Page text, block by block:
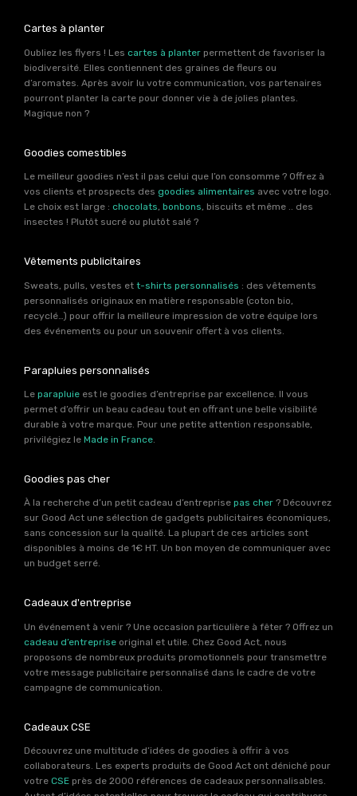
Cartes à planter
Oubliez les flyers ! Les cartes à planter permettent de favoriser la
biodiversité. Elles contiennent des graines de fleurs ou
d’aromates. Après avoir lu votre communication, vos partenaires
pourront planter la carte pour donner vie à de jolies plantes.
Magique non ?
Goodies comestibles
Le meilleur goodies n’est il pas celui que l’on consomme ? Offrez à
vos clients et prospects des goodies alimentaires avec votre logo.
Le choix est large : chocolats, bonbons, biscuits et même .. des
insectes ! Plutôt sucré ou plutôt salé ?
Vêtements publicitaires
Sweats, pulls, vestes et t-shirts personnalisés : des vêtements
personnalisés originaux en matière responsable (coton bio,
recyclé…) pour offrir la meilleure impression de votre équipe lors
des événements ou pour un souvenir offert à vos clients.
Parapluies personnalisés
Le parapluie est le goodies d’entreprise par excellence. Il vous
permet d’offrir un beau cadeau tout en offrant une belle visibilité
durable à votre marque. Pour une petite attention responsable,
privilégiez le Made in France.
Goodies pas cher
À la recherche d’un petit cadeau d’entreprise pas cher ? Découvrez
sur Good Act une sélection de gadgets publicitaires économiques,
sans concession sur la qualité. La plupart de ces articles sont
disponibles à moins de 1€ HT. Un bon moyen de communiquer avec
un budget serré.
Cadeaux d'entreprise
Un événement à venir ? Une occasion particulière à fêter ? Offrez un
cadeau d’entreprise original et utile. Chez Good Act, nous
proposons de nombreux produits promotionnels pour transmettre
votre message publicitaire personnalisé dans le cadre de votre
campagne de communication.
Cadeaux CSE
Découvrez une multitude d’idées de goodies à offrir à vos
collaborateurs. Les experts produits de Good Act ont déniché pour
votre CSE près de 2000 références de cadeaux personnalisables.